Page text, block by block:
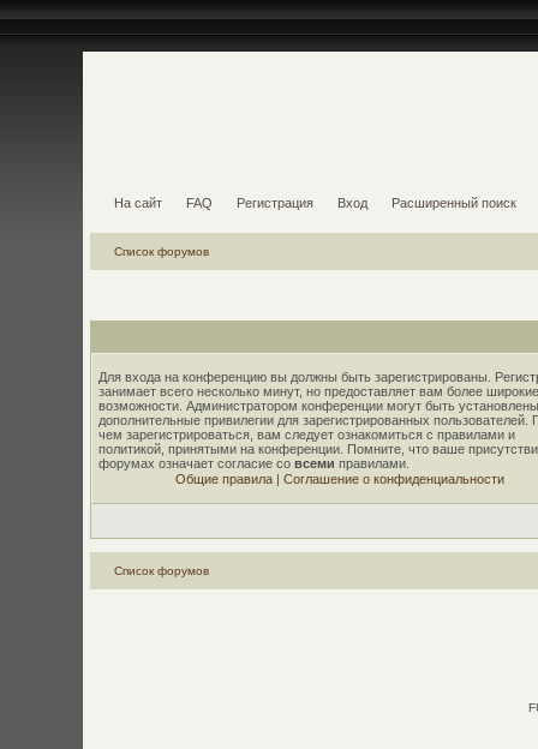
На сайт FAQ Регистрация Вход Расширенный поиск
Список форумов
Для входа на конференцию вы должны быть зарегистрированы.
занимает всего несколько минут, но предоставляет вам более широкие
возможности. Администратором конференции могут быть
дополнительные привилегии для зарегистрированных пользователей.
чем зарегистрироваться, вам следует ознакомиться с правилами и
политикой, принятыми на конференции. Помните, что ваше
форумах означает согласие со всеми правилами.
Общие правила| Соглашение о конфиденциальности
Список форумов